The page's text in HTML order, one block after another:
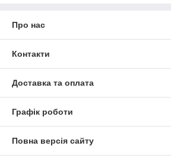
Про нас
Контакти
Доставка та оплата
Графік роботи
Повна версія сайту